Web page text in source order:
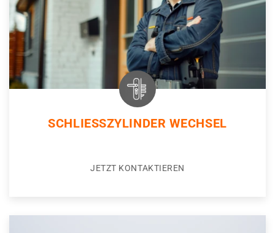
SCHLIESSZYLINDER WECHSEL
JETZT KONTAKTIEREN